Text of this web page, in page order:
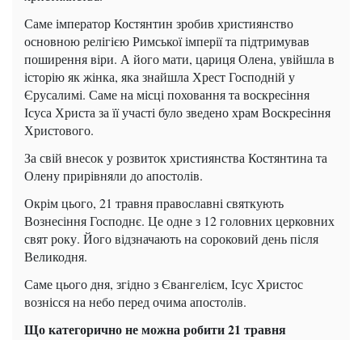
Саме імператор Костянтин зробив християнство
основною релігією Римської імперії та підтримував
поширення віри. А його мати, цариця Олена, увійшла в
історію як жінка, яка знайшла Хрест Господній у
Єрусалимі. Саме на місці поховання та воскресіння
Ісуса Христа за її участі було зведено храм Воскресіння
Христового.
За свій внесок у розвиток християнства Костянтина та
Олену прирівняли до апостолів.
Окрім цього, 21 травня православні святкують
Вознесіння Господнє. Це одне з 12 головних церковних
свят року. Його відзначають на сороковий день після
Великодня.
Саме цього дня, згідно з Євангелієм, Ісус Христос
вознісся на небо перед очима апостолів.
Що категорично не можна робити 21 травня